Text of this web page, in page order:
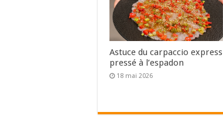
Astuce du carpaccio express
pressé à l’espadon
18 mai 2026